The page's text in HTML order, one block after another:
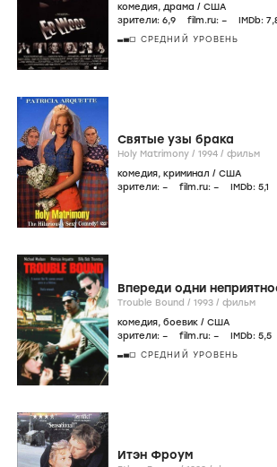
комедия, драма / США
зрители: 6,9 film.ru: – IMDb: 7
СРЕДНИЙ УРОВЕНЬ
Святые узы брака
Holy Matrimony / 1994 / фильм
комедия, криминал / США
зрители: – film.ru: – IMDb: 5,1
Впереди одни
Trouble Bound / 1993 / фильм
комедия, боевик / США
зрители: – film.ru: – IMDb: 5,5
СРЕДНИЙ УРОВЕНЬ
Итэн Фроум